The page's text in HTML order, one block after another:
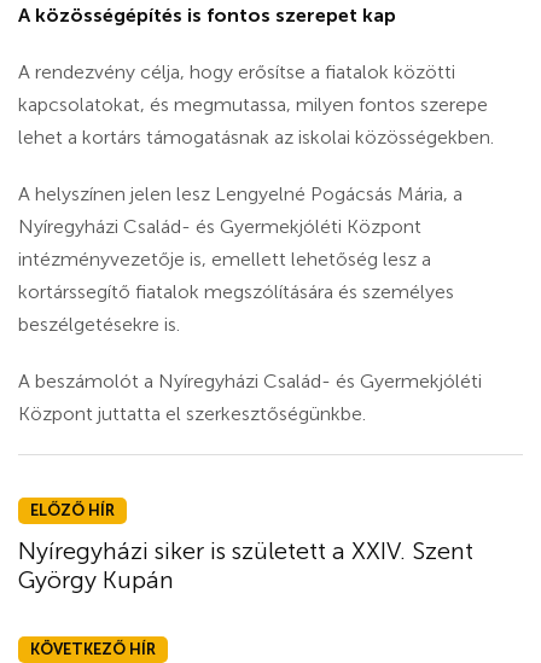
A közösségépítés is fontos szerepet kap
A rendezvény célja, hogy erősítse a fiatalok közötti
kapcsolatokat, és megmutassa, milyen fontos szerepe
lehet a kortárs támogatásnak az iskolai közösségekben.
A helyszínen jelen lesz Lengyelné Pogácsás Mária, a
Nyíregyházi Család- és Gyermekjóléti Központ
intézményvezetője is, emellett lehetőség lesz a
kortárssegítő fiatalok megszólítására és személyes
beszélgetésekre is.
A beszámolót a Nyíregyházi Család- és Gyermekjóléti
Központ juttatta el szerkesztőségünkbe.
ELŐZŐ HÍR
Nyíregyházi siker is született a XXIV. Szent
György Kupán
KÖVETKEZŐ HÍR